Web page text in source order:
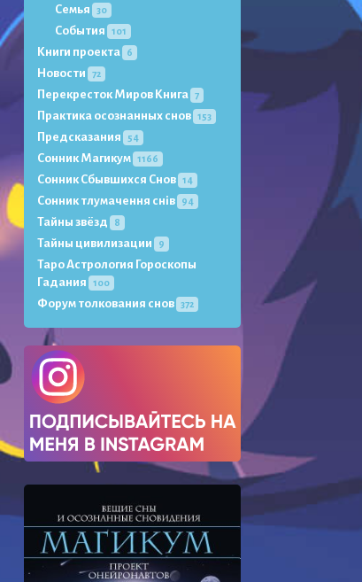
Семья 30
События 101
Книги проекта 6
Новости 72
Перекресток Миров Книга 7
Практика осознанных снов 153
Предсказания 54
Сонник Магикум 1166
Сонник Сбывшихся Снов 14
Сонник тлумачення снів 94
Тайны звёзд 8
Тайны цивилизации 9
Таро Астрология Гороскопы
Гадания
100
Форум толкования снов 372